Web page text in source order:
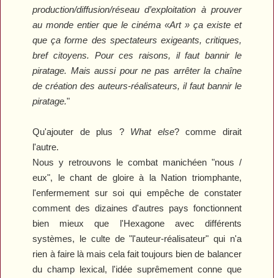
production/diffusion/réseau d’exploitation à prouver
au monde entier que le cinéma «Art » ça existe et
que ça forme des spectateurs exigeants, critiques,
bref citoyens. Pour ces raisons, il faut bannir le
piratage. Mais aussi pour ne pas arrêter la chaîne
de création des auteurs-réalisateurs, il faut bannir le
piratage."
Qu'ajouter de plus ? What else? comme dirait
l'autre.
Nous y retrouvons le combat manichéen "nous /
eux", le chant de gloire à la Nation triomphante,
l'enfermement sur soi qui empêche de constater
comment des dizaines d'autres pays fonctionnent
bien mieux que l'Hexagone avec différents
systèmes, le culte de "l'auteur-réalisateur" qui n'a
rien à faire là mais cela fait toujours bien de balancer
du champ lexical, l'idée suprêmement conne que